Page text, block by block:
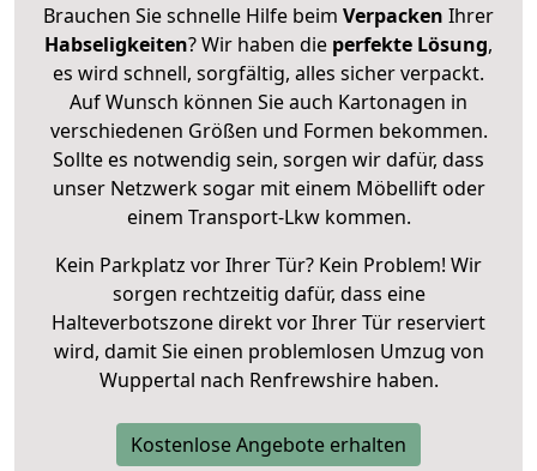
Brauchen Sie schnelle Hilfe beim Verpacken Ihrer
Habseligkeiten? Wir haben die perfekte Lösung,
es wird schnell, sorgfältig, alles sicher verpackt.
Auf Wunsch können Sie auch Kartonagen in
verschiedenen Größen und Formen bekommen.
Sollte es notwendig sein, sorgen wir dafür, dass
unser Netzwerk sogar mit einem Möbellift oder
einem Transport-Lkw kommen.
Kein Parkplatz vor Ihrer Tür? Kein Problem! Wir
sorgen rechtzeitig dafür, dass eine
Halteverbotszone direkt vor Ihrer Tür reserviert
wird, damit Sie einen problemlosen Umzug von
Wuppertal nach Renfrewshire haben.
Kostenlose Angebote erhalten